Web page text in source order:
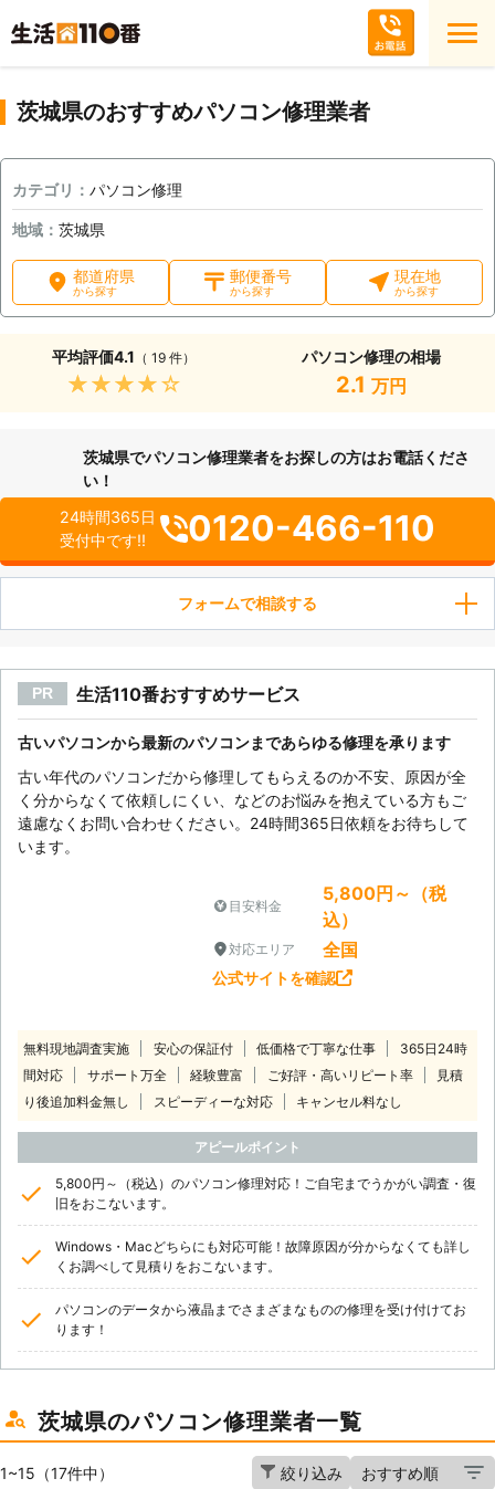
茨城県のおすすめパソコン修理業者
カテゴリ： パソコン修理
地域： 茨城県
都道府県
から探す
郵便番号
から探す
現在地
から探す
平均評価4.1 （ 19 件）
★★★★★
パソコン修理の相場
2.1 万円
茨城県でパソコン修理業者をお探しの方はお電話くださ
い！
24時間365日
受付中です!!
0120-466-110
フォームで相談する
PR 生活110番おすすめサービス
古いパソコンから最新のパソコンまであらゆる修理を承ります
古い年代のパソコンだから修理してもらえるのか不安、原因が全
く分からなくて依頼しにくい、などのお悩みを抱えている方もご
遠慮なくお問い合わせください。24時間365日依頼をお待ちして
います。
目安料金
5,800円～（税
込）
対応エリア 全国
公式サイトを確認
無料現地調査実施 安心の保証付 低価格で丁寧な仕事
365日24時
間対応
サポート万全 経験豊富 ご好評・高いリピート率
見積
り後追加料金無し
スピーディーな対応 キャンセル料なし
アピールポイント
5,800円～（税込）のパソコン修理対応！ご自宅までうかがい調査・復
旧をおこないます。
Windows・Macどちらにも対応可能！故障原因が分からなくても詳し
くお調べして見積りをおこないます。
パソコンのデータから液晶までさまざまなものの修理を受け付けてお
ります！
茨城県のパソコン修理業者一覧
1~15（17件中） 絞り込み